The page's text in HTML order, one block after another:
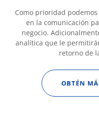
Como prioridad
en la comunicación
negocio.
analítica que le
retorno de
OBTÉN